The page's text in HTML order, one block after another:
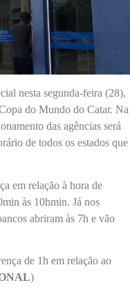
nesta segunda-feira (28),
do Mundo do Catar. Na
das agências será
de todos os estados que
em relação à hora de
às 10hmin. Já nos
abriram às 7h e vão
de 1h em relação ao
)